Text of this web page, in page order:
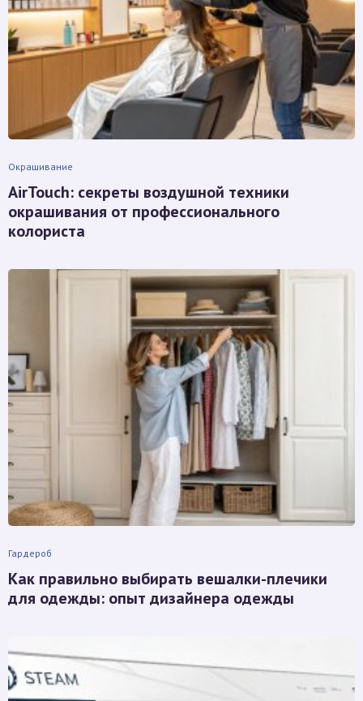
Окрашивание
AirTouch: секреты воздушной техники
окрашивания от профессионального
колориста
Гардероб
Как правильно выбирать вешалки-плечики
для одежды: опыт дизайнера одежды